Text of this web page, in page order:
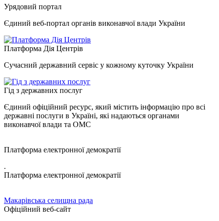
Урядовий портал
Єдиний веб-портал органів виконавчої влади України
Платформа Дія Центрів
Сучасний державний сервіс у кожному куточку України
Гід з державних послуг
Єдиний офіційний ресурс, який містить інформацію про всі
державні послуги в Україні, які надаються органами
виконавчої влади та ОМС
Платформа електронної демократії
.
Платформа електронної демократії
Макарівська селищна рада
Офіційний веб-сайт